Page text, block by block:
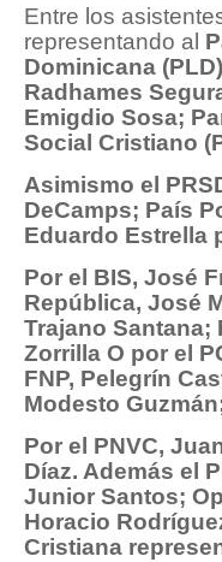
Entre los
representando al
Dominicana
Radhames
Emigdio Sosa;
Social Cristiano
Asimismo el
DeCamps; País
Eduardo Estrella
Por el BIS, José
República, José
Trajano Santana;
Zorrilla O por el
FNP, Pelegrín
Modesto
Por el PNVC,
Díaz. Además el
Junior Santos;
Horacio
Cristiana